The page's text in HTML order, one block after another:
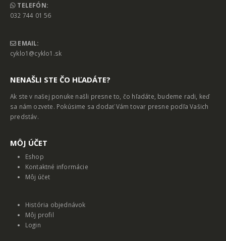
TELEFÓN:
032 744 01 56
EMAIL:
cyklo1@cyklo1.sk
NENAŠLI STE ČO HĽADÁTE?
Ak ste v našej ponuke našli presne to, čo hľadáte, budeme radi, keď
sa nám ozvete. Pokúsime sa dodať Vám tovar presne podľa Vašich
predstáv.
MȎJ ÚČET
Eshop
Kontaktné informácie
Môj účet
História objednávok
Môj profil
Login